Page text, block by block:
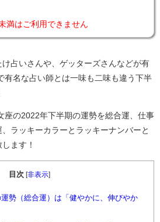
満はご利用できません
占いさんや、ゲッターズさんなどが有
有名な占い師とは一味も二味も違う下半
座の2022年下半期の運勢を総合運、仕事
ラッキーカラーとラッキーナンバーと
ます！
目次 非表示]
勢（総合運）は「健やかに、伸びやか